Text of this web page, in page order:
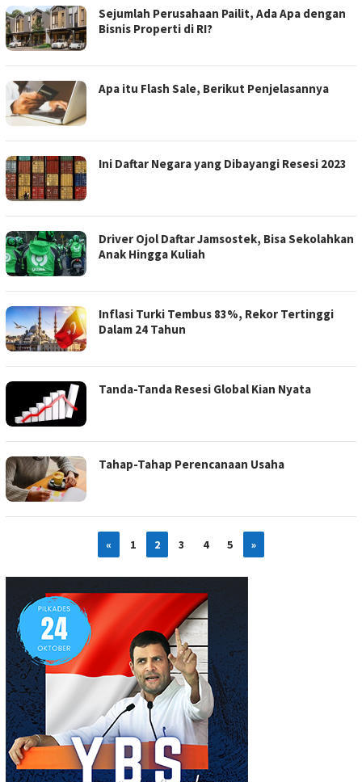
Sejumlah Perusahaan Pailit, Ada Apa dengan
Bisnis Properti di RI?
Apa itu Flash Sale, Berikut Penjelasannya
Ini Daftar Negara yang Dibayangi Resesi 2023
Driver Ojol Daftar Jamsostek, Bisa Sekolahkan
Anak Hingga Kuliah
Inflasi Turki Tembus 83%, Rekor Tertinggi
Dalam 24 Tahun
Tanda-Tanda Resesi Global Kian Nyata
Tahap-Tahap Perencanaan Usaha
« 1 2 3 4 5 »